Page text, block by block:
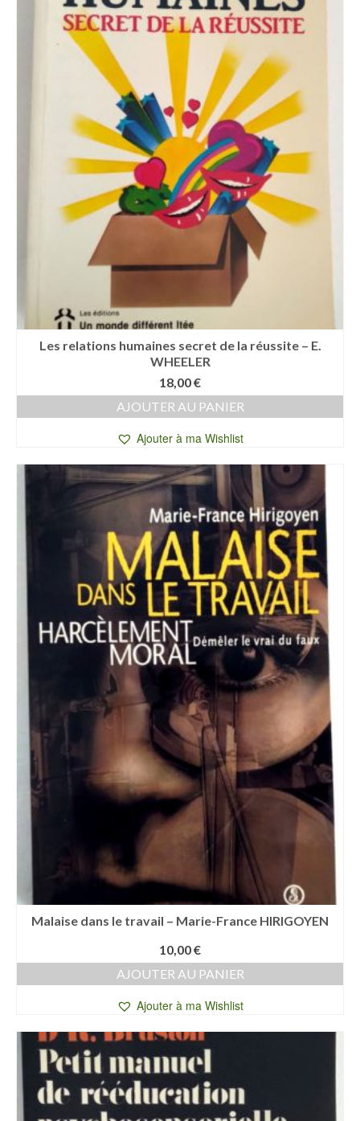
Les relations humaines secret de la réussite – E.
WHEELER
18,00€
AJOUTER AU PANIER
Ajouter à ma Wishlist
Malaise dans le travail – Marie-France HIRIGOYEN
10,00€
AJOUTER AU PANIER
Ajouter à ma Wishlist